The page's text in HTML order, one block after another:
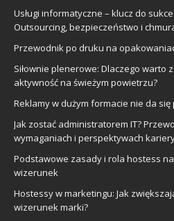
Usługi informatyczne – klucz do
Outsourcing, bezpieczeństwo i
Przewodnik po druku na
Siłownie plenerowe: Dlaczego warto
aktywność na świeżym powietrzu?
Reklamy w dużym formacie nie da się
Jak zostać administratorem IT?
wymaganiach i perspektywach
Podstawowe zasady i rola hostess
wizerunek
Hostessy w marketingu: Jak
wizerunek marki?